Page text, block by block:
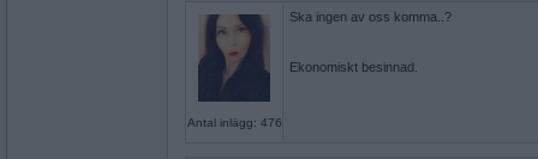
Antal inlägg: 476
Ska ingen av oss komma..?
Ekonomiskt besinnad.